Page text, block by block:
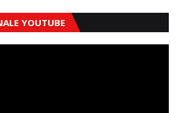
YOUTUBE